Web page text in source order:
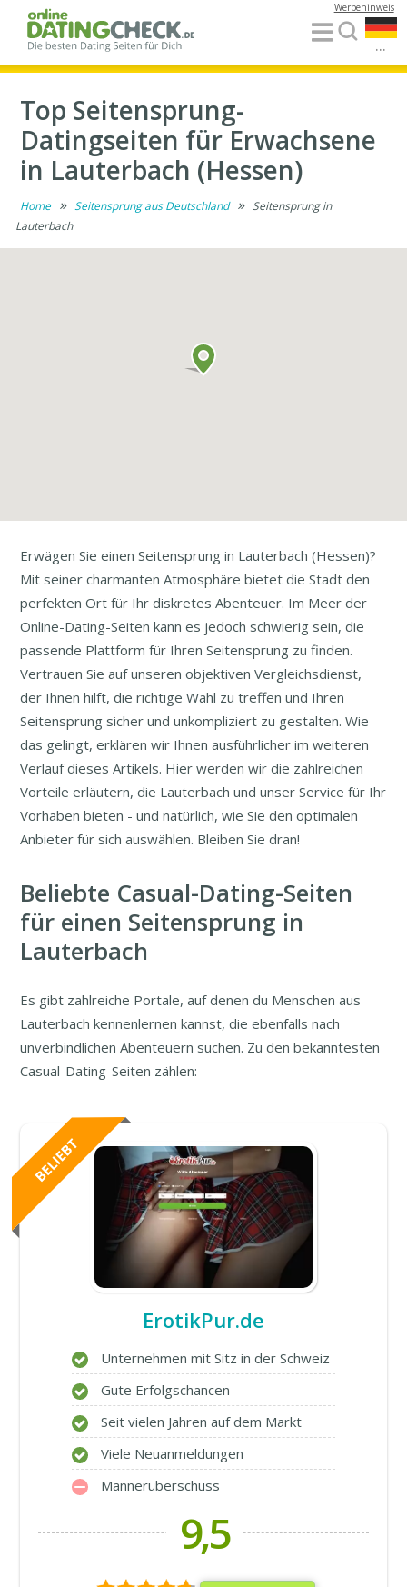
...
Werbehinweis
Top Seitensprung-
Datingseiten für Erwachsene
in Lauterbach (Hessen)
Home » Seitensprung aus Deutschland » Seitensprung in
Lauterbach
Erwägen Sie einen Seitensprung in Lauterbach (Hessen)?
Mit seiner charmanten Atmosphäre bietet die Stadt den
perfekten Ort für Ihr diskretes Abenteuer. Im Meer der
Online-Dating-Seiten kann es jedoch schwierig sein, die
passende Plattform für Ihren Seitensprung zu finden.
Vertrauen Sie auf unseren objektiven Vergleichsdienst,
der Ihnen hilft, die richtige Wahl zu treffen und Ihren
Seitensprung sicher und unkompliziert zu gestalten. Wie
das gelingt, erklären wir Ihnen ausführlicher im weiteren
Verlauf dieses Artikels. Hier werden wir die zahlreichen
Vorteile erläutern, die Lauterbach und unser Service für Ihr
Vorhaben bieten - und natürlich, wie Sie den optimalen
Anbieter für sich auswählen. Bleiben Sie dran!
Beliebte Casual-Dating-Seiten
für einen Seitensprung in
Lauterbach
Es gibt zahlreiche Portale, auf denen du Menschen aus
Lauterbach kennenlernen kannst, die ebenfalls nach
unverbindlichen Abenteuern suchen. Zu den bekanntesten
Casual-Dating-Seiten zählen:
ErotikPur.de
Unternehmen mit Sitz in der Schweiz
Gute Erfolgschancen
Seit vielen Jahren auf dem Markt
Viele Neuanmeldungen
Männerüberschuss
9,5